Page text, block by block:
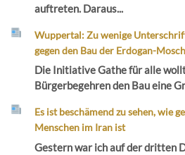
auftreten. Daraus...
Wuppertal: Zu wenige
gegen den Bau der Erdogan-
Die Initiative Gathe für alle
Bürgerbegehren den Bau eine
Es ist beschämend zu sehen, wie
Menschen im Iran ist
Gestern war ich auf der dritten